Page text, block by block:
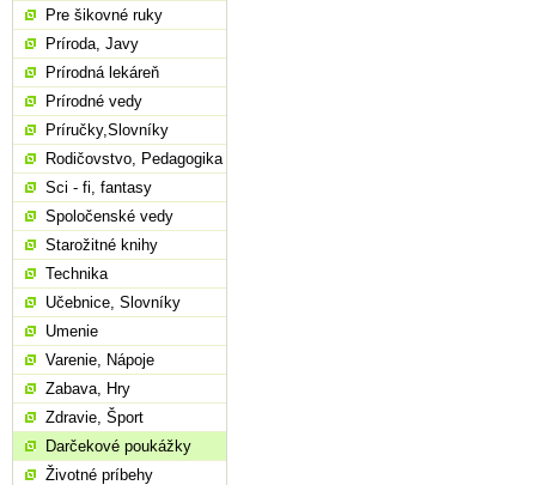
Pre šikovné ruky
Príroda, Javy
Prírodná lekáreň
Prírodné vedy
Príručky,Slovníky
Rodičovstvo, Pedagogika
Sci - fi, fantasy
Spoločenské vedy
Starožitné knihy
Technika
Učebnice, Slovníky
Umenie
Varenie, Nápoje
Zabava, Hry
Zdravie, Šport
Darčekové poukážky
Životné príbehy